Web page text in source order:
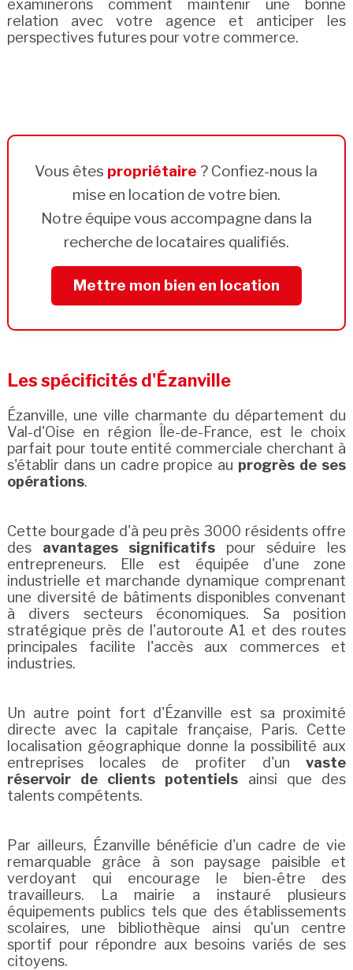
examinerons comment maintenir une bonne
relation avec votre agence et anticiper les
perspectives futures pour votre commerce.
Vous êtes propriétaire ? Confiez-nous la
mise en location de votre bien.
Notre équipe vous accompagne dans la
recherche de locataires qualifiés.
Mettre mon bien en location
Les spécificités d'Ézanville
Ézanville, une ville charmante du département du
Val-d'Oise en région Île-de-France, est le choix
parfait pour toute entité commerciale cherchant à
s'établir dans un cadre propice au progrès de ses
opérations.
Cette bourgade d'à peu près 3000 résidents offre
des avantages significatifs pour séduire les
entrepreneurs. Elle est équipée d'une zone
industrielle et marchande dynamique comprenant
une diversité de bâtiments disponibles convenant
à divers secteurs économiques. Sa position
stratégique près de l'autoroute A1 et des routes
principales facilite l'accès aux commerces et
industries.
Un autre point fort d'Ézanville est sa proximité
directe avec la capitale française, Paris. Cette
localisation géographique donne la possibilité aux
entreprises locales de profiter d'unvaste
réservoir de clients potentiels ainsi que des
talents compétents.
Par ailleurs, Ézanville bénéficie d'un cadre de vie
remarquable grâce à son paysage paisible et
verdoyant qui encourage le bien-être des
travailleurs. La mairie a instauré plusieurs
équipements publics tels que des établissements
scolaires, une bibliothèque ainsi qu'un centre
sportif pour répondre aux besoins variés de ses
citoyens.